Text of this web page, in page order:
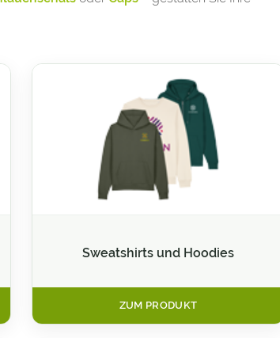
Sweatshirts und Hoodies
ZUM PRODUKT